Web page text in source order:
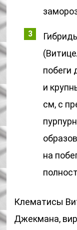
побеги
и
см, с
на
Клематисы
Джекмана,